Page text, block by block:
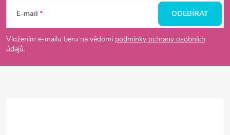
p
a
E-mail
Vložením e-mailu beru na vědomí podmínky ochrany osobních
údajů.
ODEBÍRAT